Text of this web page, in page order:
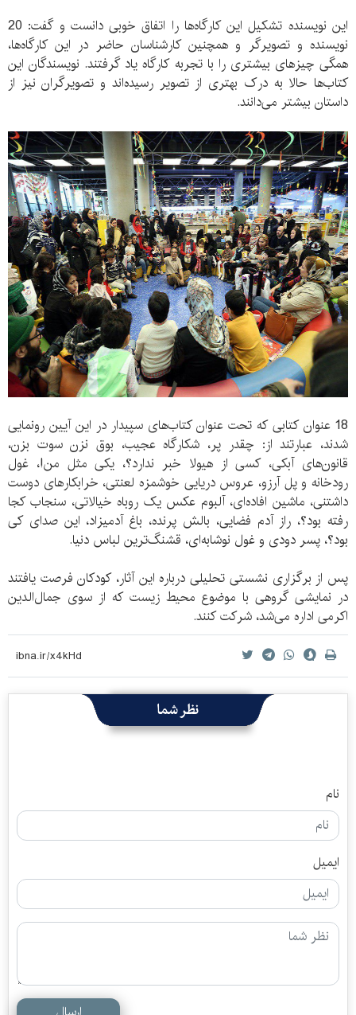
این نویسنده تشکیل این کارگاه‌ها را اتفاق خوبی دانست و گفت: 20
نویسنده و تصویرگر و همچنین کارشناسان حاضر در این کارگاه‌ها،
همگی چیزهای بیشتری را با تجربه کارگاه یاد گرفتند. نویسندگان این
کتاب‌ها حالا به درک بهتری از تصویر رسیده‌اند و تصویرگران نیز از
داستان بیشتر می‌دانند.
18 عنوان کتابی که تحت عنوان کتاب‌های سپیدار در این آیین رونمایی
شدند، عبارتند از: چقدر پر، شکارگاه عجیب، بوق نزن سوت بزن،
قانون‌های آبکی، کسی از هیولا خبر ندارد؟، یکی مثل من!، غول
رودخانه و پل آرزو، عروس دریایی خوشمزه لعنتی، خرابکارهای دوست
داشتنی، ماشین افاده‌ای، آلبوم عکس یک روباه خیالاتی، سنجاب کجا
رفته بود؟، راز آدم فضایی، بالش پرنده، باغ آدمیزاد، این صدای کی
بود؟، پسر دودی و غول نوشابه‌ای، قشنگ‌‌ترین لباس دنیا.
پس از برگزاری نشستی تحلیلی درباره این آثار، کودکان فرصت یافتند
در نمایشی گروهی با موضوع محیط زیست که از سوی جمال‌الدین
اکرمی اداره می‌شد، شرکت کنند.
نظر شما
نام
ایمیل